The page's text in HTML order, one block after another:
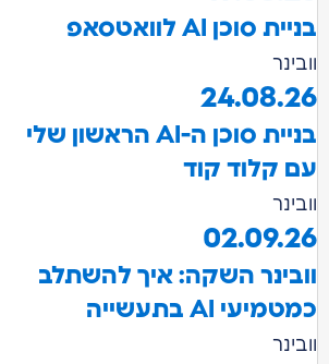
בניית סוכן AI לוואטסאפ
וובינר
24.08.26
בניית סוכן ה-AI הראשון שלי
עם קלוד קוד
וובינר
02.09.26
וובינר השקה: איך להשתלב
כמטמיעי AI בתעשייה
וובינר